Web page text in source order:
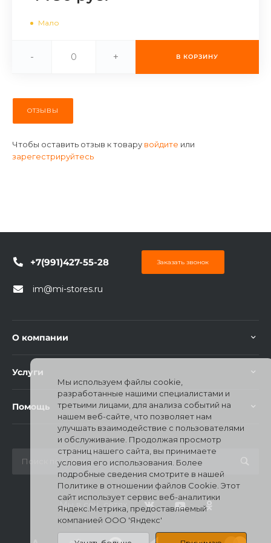
25
недели
Остались вопросы?
Мало
- + В КОРЗИНУ
ОТЗЫВЫ
Чтобы оставить отзыв к товару войдите или
зарегестрируйтесь
+7(991)427-55-28 Заказать звонок
im@mi-stores.ru
О компании
Услуги
Помощь
Мы в соц. сетях
Мы используем файлы cookie,
разработанные нашими специалистами и
третьими лицами, для анализа событий на
нашем веб-сайте, что позволяет нам
улучшать взаимодействие с пользователями
и обслуживание. Продолжая просмотр
страниц нашего сайта, вы принимаете
условия его использования. Более
подробные сведения смотрите в нашей
Политике в отношении файлов Cookie. Этот
сайт использует сервис веб-аналитики
Яндекс.Метрика, предоставляемый
компанией ООО 'Яндекс'